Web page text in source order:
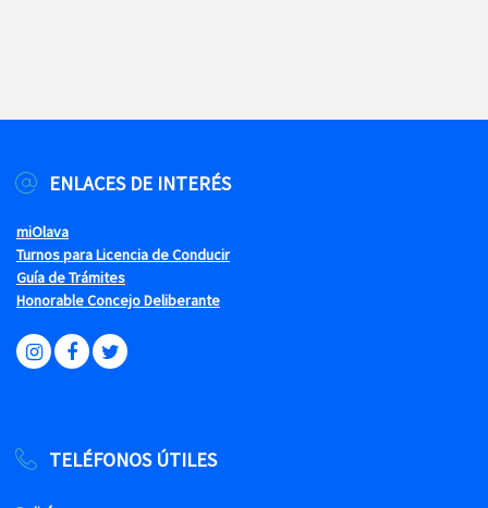
ENLACES DE INTERÉS
miOlava
Turnos para Licencia de Conducir
Guía de Trámites
Honorable Concejo Deliberante
TELÉFONOS ÚTILES